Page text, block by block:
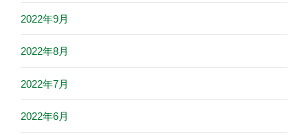
2022年9月
2022年8月
2022年7月
2022年6月